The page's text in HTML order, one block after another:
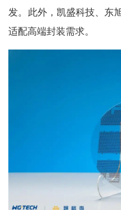
发。此外，凯盛科技、东
适配高端封装需求。